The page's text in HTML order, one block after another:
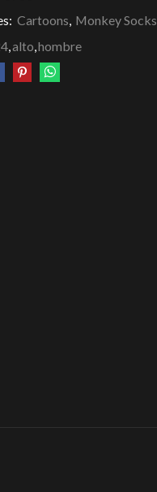
Cartoons, Monkey Socks
,alto,hombre